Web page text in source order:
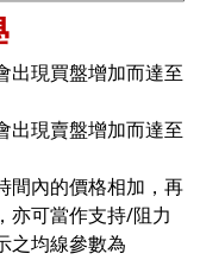
出現買盤增加而達至
出現賣盤增加而達至
間內的價格相加，再
亦可當作支持/阻力
之均線參數為